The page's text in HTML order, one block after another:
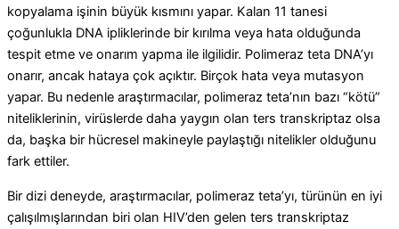
kopyalama işinin büyük kısmını yapar. Kalan 11 tanesi
çoğunlukla DNA ipliklerinde bir kırılma veya hata olduğunda
tespit etme ve onarım yapma ile ilgilidir. Polimeraz teta DNA’yı
onarır, ancak hataya çok açıktır. Birçok hata veya mutasyon
yapar. Bu nedenle araştırmacılar, polimeraz teta’nın bazı “kötü”
niteliklerinin, virüslerde daha yaygın olan ters transkriptaz olsa
da, başka bir hücresel makineyle paylaştığı nitelikler olduğunu
fark ettiler.
Bir dizi deneyde, araştırmacılar, polimeraz teta’yı, türünün en iyi
çalışılmışlarından biri olan HIV’den gelen ters transkriptaz